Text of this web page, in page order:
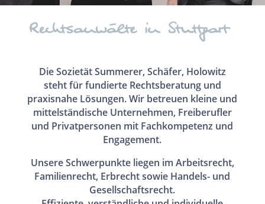
Die Sozietät Summerer, Schäfer, Holowitz
steht für fundierte Rechtsberatung und
praxisnahe Lösungen. Wir betreuen kleine und
mittelständische Unternehmen, Freiberufler
und Privatpersonen mit Fachkompetenz und
Engagement.
Unsere Schwerpunkte liegen im Arbeitsrecht,
Familienrecht, Erbrecht sowie Handels- und
Gesellschaftsrecht.